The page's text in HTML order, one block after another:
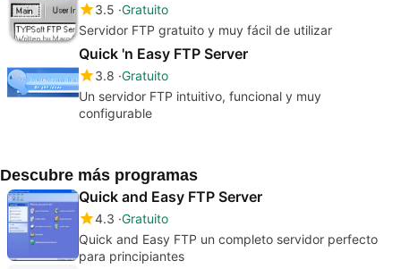
3.5 Gratuito
Servidor FTP gratuito y muy fácil de utilizar
Quick 'n Easy FTP Server
3.8 Gratuito
Un servidor FTP intuitivo, funcional y muy
configurable
Descubre más programas
Quick and Easy FTP Server
4.3 Gratuito
Quick and Easy FTP un completo servidor perfecto
para principiantes